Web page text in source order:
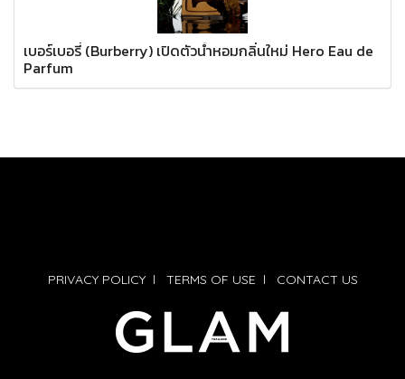
เบอร์เบอรี่ (Burberry) เปิดตัวน้ำหอมกลิ่นใหม่ Hero Eau de
Parfum
PRIVACY POLICYl TERMS OF USE l CONTACT US